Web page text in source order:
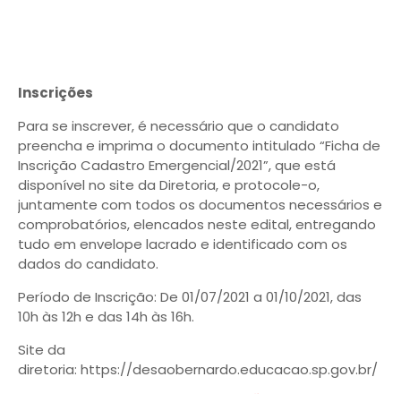
Inscrições
Para se inscrever, é necessário que o candidato
preencha e imprima o documento intitulado “Ficha de
Inscrição Cadastro Emergencial/2021”, que está
disponível no site da Diretoria, e protocole-o,
juntamente com todos os documentos necessários e
comprobatórios, elencados neste edital, entregando
tudo em envelope lacrado e identificado com os
dados do candidato.
Período de Inscrição: De 01/07/2021 a 01/10/2021, das
10h às 12h e das 14h às 16h.
Site da
diretoria: https://desaobernardo.educacao.sp.gov.br/